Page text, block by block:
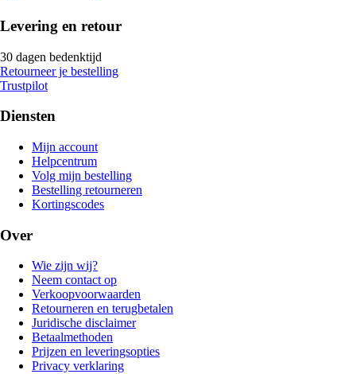
Levering en retour
30 dagen bedenktijd
Retourneer je bestelling
Trustpilot
Diensten
Mijn account
Helpcentrum
Volg mijn bestelling
Bestelling retourneren
Kortingscodes
Over
Wie zijn wij?
Neem contact op
Verkoopvoorwaarden
Retourneren en terugbetalen
Juridische disclaimer
Betaalmethoden
Prijzen en leveringsopties
Privacy verklaring